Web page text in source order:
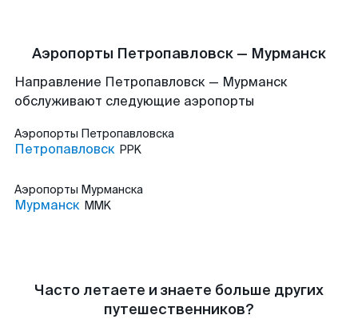
Аэропорты Петропавловск — Мурманск
Направление Петропавловск — Мурманск
обслуживают следующие аэропорты
Аэропорты Петропавловска
Петропавловск PPK
Аэропорты Мурманска
Мурманск MMK
Часто летаете и знаете больше других
путешественников?